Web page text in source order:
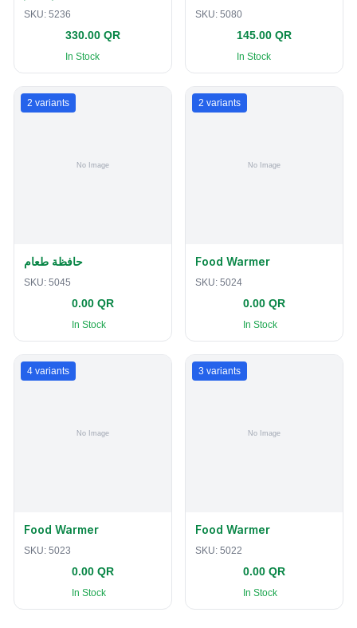
SKU: 5236
330.00 QR
In Stock
SKU: 5080
145.00 QR
In Stock
2 variants
حافظة طعام
SKU: 5045
0.00 QR
In Stock
2 variants
Food Warmer
SKU: 5024
0.00 QR
In Stock
4 variants
Food Warmer
SKU: 5023
0.00 QR
In Stock
3 variants
Food Warmer
SKU: 5022
0.00 QR
In Stock